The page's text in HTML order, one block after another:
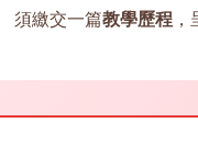
須繳交一篇教學歷程，